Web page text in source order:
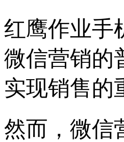
红鹰作业手
微信营销的
实现销售的
然而，微信